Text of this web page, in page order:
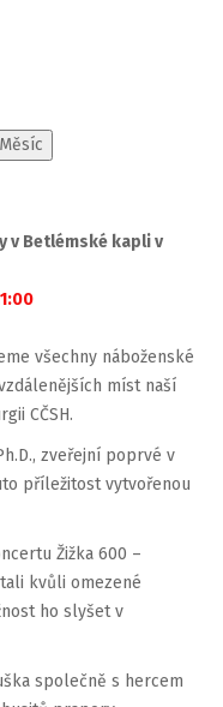
Měsíc
v Betlémské kapli v
všechny náboženské
míst naší
CČSH.
zveřejní poprvé v
příležitost vytvořenou
Žižka 600 –
kvůli omezené
ho slyšet v
společně s hercem